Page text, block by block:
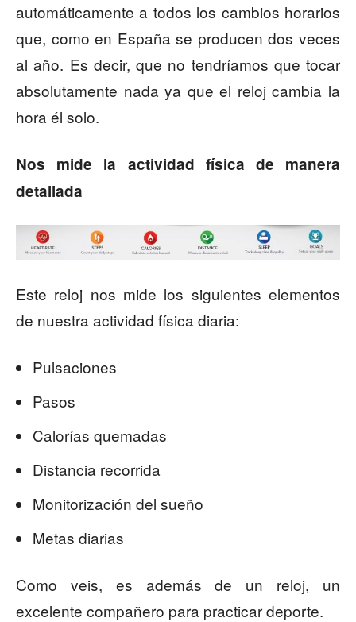
automáticamente a todos los cambios horarios
que, como en España se producen dos veces
al año. Es decir, que no tendríamos que tocar
absolutamente nada ya que el reloj cambia la
hora él solo.
Nos mide la actividad física de manera
detallada
Este reloj nos mide los siguientes elementos
de nuestra actividad física diaria:
Pulsaciones
Pasos
Calorías quemadas
Distancia recorrida
Monitorización del sueño
Metas diarias
Como veis, es además de un reloj, un
excelente compañero para practicar deporte.